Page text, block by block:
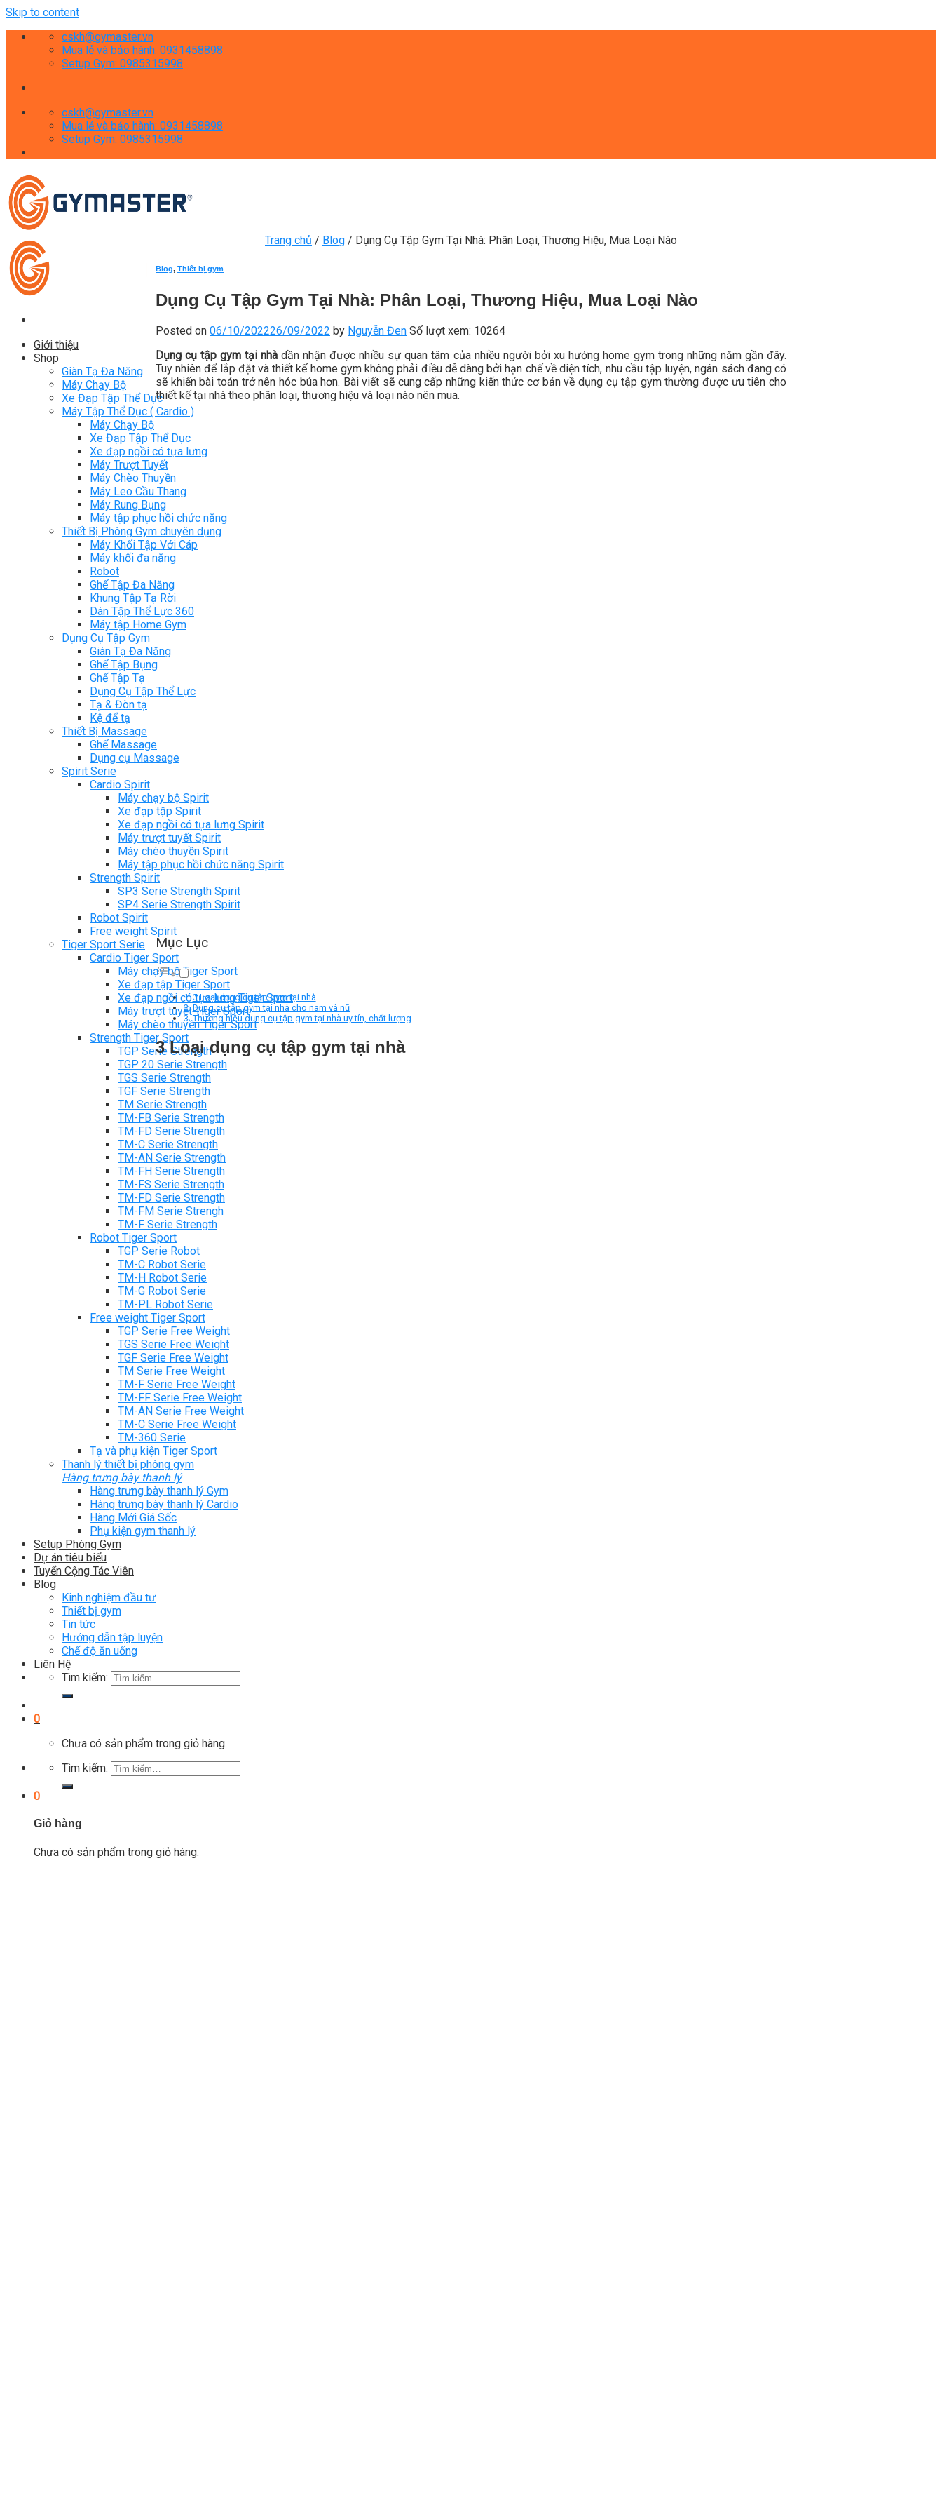
Skip to content
cskh@gymaster.vn
Mua lẻ và bảo hành: 0931458898
Setup Gym: 0985315998
cskh@gymaster.vn
Mua lẻ và bảo hành: 0931458898
Setup Gym: 0985315998
Giới thiệu
Shop
Giàn Tạ Đa Năng
Máy Chạy Bộ
Xe Đạp Tập Thể Dục
Máy Tập Thể Dục ( Cardio )
Máy Chạy Bộ
Xe Đạp Tập Thể Dục
Xe đạp ngồi có tựa lưng
Máy Trượt Tuyết
Máy Chèo Thuyền
Máy Leo Cầu Thang
Máy Rung Bụng
Máy tập phục hồi chức năng
Thiết Bị Phòng Gym chuyên dụng
Máy Khối Tập Với Cáp
Máy khối đa năng
Robot
Ghế Tập Đa Năng
Khung Tập Tạ Rời
Dàn Tập Thể Lực 360
Máy tập Home Gym
Dụng Cụ Tập Gym
Giàn Tạ Đa Năng
Ghế Tập Bụng
Ghế Tập Tạ
Dụng Cụ Tập Thể Lực
Tạ & Đòn tạ
Kệ để tạ
Thiết Bị Massage
Ghế Massage
Dụng cụ Massage
Spirit Serie
Cardio Spirit
Máy chạy bộ Spirit
Xe đạp tập Spirit
Xe đạp ngồi có tựa lưng Spirit
Máy trượt tuyết Spirit
Máy chèo thuyền Spirit
Máy tập phục hồi chức năng Spirit
Strength Spirit
SP3 Serie Strength Spirit
SP4 Serie Strength Spirit
Robot Spirit
Free weight Spirit
Tiger Sport Serie
Cardio Tiger Sport
Máy chạy bộ Tiger Sport
Xe đạp tập Tiger Sport
Xe đạp ngồi có tựa lưng Tiger Sport
Máy trượt tuyết Tiger Sport
Máy chèo thuyền Tiger Sport
Strength Tiger Sport
TGP Serie Strength
TGP 20 Serie Strength
TGS Serie Strength
TGF Serie Strength
TM Serie Strength
TM-FB Serie Strength
TM-FD Serie Strength
TM-C Serie Strength
TM-AN Serie Strength
TM-FH Serie Strength
TM-FS Serie Strength
TM-FD Serie Strength
TM-FM Serie Strengh
TM-F Serie Strength
Robot Tiger Sport
TGP Serie Robot
TM-C Robot Serie
TM-H Robot Serie
TM-G Robot Serie
TM-PL Robot Serie
Free weight Tiger Sport
TGP Serie Free Weight
TGS Serie Free Weight
TGF Serie Free Weight
TM Serie Free Weight
TM-F Serie Free Weight
TM-FF Serie Free Weight
TM-AN Serie Free Weight
TM-C Serie Free Weight
TM-360 Serie
Tạ và phụ kiện Tiger Sport
Thanh lý thiết bị phòng gym
Hàng trưng bày thanh lý
Hàng trưng bày thanh lý Gym
Hàng trưng bày thanh lý Cardio
Hàng Mới Giá Sốc
Phụ kiện gym thanh lý
Setup Phòng Gym
Dự án tiêu biểu
Tuyển Cộng Tác Viên
Blog
Kinh nghiệm đầu tư
Thiết bị gym
Tin tức
Hướng dẫn tập luyện
Chế độ ăn uống
Liên Hệ
Tìm kiếm:
0
Chưa có sản phẩm trong giỏ hàng.
Tìm kiếm:
0
Giỏ hàng
Chưa có sản phẩm trong giỏ hàng.
Trang chủ / Blog / Dụng Cụ Tập Gym Tại Nhà: Phân Loại, Thương Hiệu, Mua Loại Nào
Blog, Thiết bị gym
Dụng Cụ Tập Gym Tại Nhà: Phân Loại, Thương Hiệu, Mua Loại Nào
Posted on 06/10/202226/09/2022 by Nguyễn Đen Số lượt xem: 10264
Dụng cụ tập gym tại nhàdần nhận được nhiều sự quan tâm của nhiều người bởi xu hướng home gym trong những năm gần đây.
Tuy nhiên để lắp đặt và thiết kế home gym không phải điều dễ dàng bởi hạn chế về diện tích, nhu cầu tập luyện, ngân sách đang có
sẽ khiến bài toán trở nên hóc búa hơn. Bài viết sẽ cung cấp những kiến thức cơ bản về dụng cụ tập gym thường được ưu tiên cho
thiết kế tại nhà theo phân loại, thương hiệu và loại nào nên mua.
Mục Lục
3 Loại dụng cụ tập gym tại nhà
Dụng cụ tập gym tại nhà cho nam và nữ
Thương hiệu dụng cụ tập gym tại nhà uy tín, chất lượng
3 Loại dụng cụ tập gym tại nhà